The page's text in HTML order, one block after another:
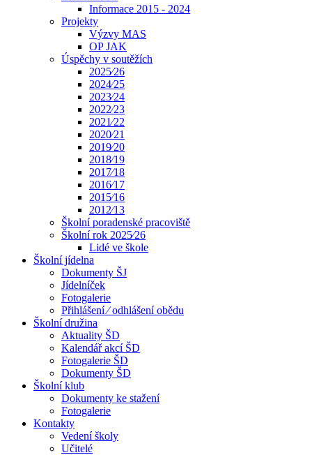
Informace 2015 - 2024
Projekty
Výzvy MAS
OP JAK
Úspěchy v soutěžích
2025⁄26
2024⁄25
2023⁄24
2022⁄23
2021⁄22
2020⁄21
2019⁄20
2018⁄19
2017⁄18
2016⁄17
2015⁄16
2012⁄13
Školní poradenské pracoviště
Školní rok 2025⁄26
Lidé ve škole
Školní jídelna
Dokumenty ŠJ
Jídelníček
Fotogalerie
Přihlášení ⁄ odhlášení obědu
Školní družina
Aktuality ŠD
Kalendář akcí ŠD
Fotogalerie ŠD
Dokumenty ŠD
Školní klub
Dokumenty ke stažení
Fotogalerie
Kontakty
Vedení školy
Učitelé